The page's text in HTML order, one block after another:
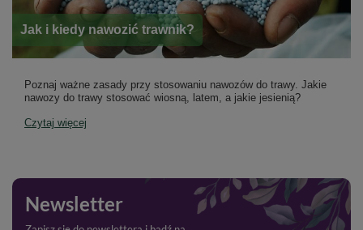
Jak i kiedy nawozić trawnik?
Poznaj ważne zasady przy stosowaniu nawozów do trawy. Jakie
nawozy do trawy stosować wiosną, latem, a jakie jesienią?
Czytaj więcej
Newsletter